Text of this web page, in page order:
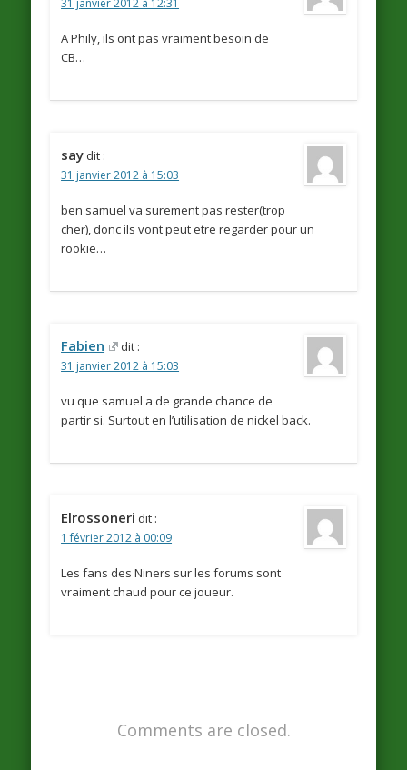
31 janvier 2012 à 12:31
A Phily, ils ont pas vraiment besoin de
CB…
say dit :
31 janvier 2012 à 15:03
ben samuel va surement pas rester(trop
cher), donc ils vont peut etre regarder pour un
rookie…
Fabien dit :
31 janvier 2012 à 15:03
vu que samuel a de grande chance de
partir si. Surtout en l’utilisation de nickel back.
Elrossoneri dit :
1 février 2012 à 00:09
Les fans des Niners sur les forums sont
vraiment chaud pour ce joueur.
Comments are closed.